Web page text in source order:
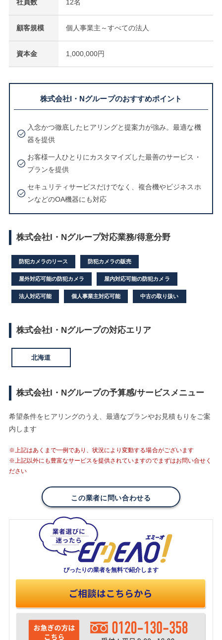
社員数 12名
顧客規模 個人事業主～すべての法人
資本金 1,000,000円
株式会社I・Nグループのおすすめポイント
入念かつ徹底したヒアリングと提案力が強み。最適な機
器を提供
お客様一人ひとりにカスタマイズした最善のサービス・
プランを提供
セキュリティサービスだけでなく、複合機やビジネスホ
ンなどのOA機器にも対応
株式会社I・Nグループ対応業務/得意分野
防犯カメラのリース 防犯カメラの販売
屋外対応可能の防犯カメラ 屋内対応可能の防犯カメラ
法人対応可能 個人事業主対応可能 中古の取り扱い
株式会社I・Nグループの対応エリア
北海道
株式会社I・Nグループの予算感/サービスメニュー
希望条件をヒアリングのうえ、最適なプランやお見積もりをご案
内します
※上記はあくまで一例であり、状況により変動する場合がございます
※上記以外にも豊富なサービスを提供されていますのでまずはお問い合せく
ださい
この業者に問い合わせる
ぴったりの業者を無料で紹介します